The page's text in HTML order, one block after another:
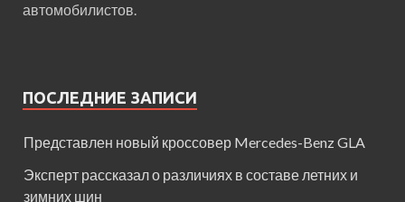
автомобилистов.
ПОСЛЕДНИЕ ЗАПИСИ
Представлен новый кроссовер Mercedes-Benz GLA
Эксперт рассказал о различиях в составе летних и
зимних шин